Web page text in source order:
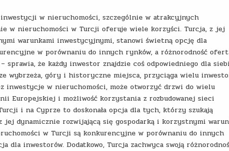
w nieruchomości, szczególnie w atrakcyjnych
w nieruchomości w Turcji oferuje wiele korzyści. Turcja, z jej
warunkami inwestycyjnymi, stanowi świetną opcję dla
w porównaniu do innych rynków, a różnorodność
że każdy inwestor znajdzie coś odpowiedniego dla
wybrzeża, góry i historyczne miejsca, przyciąga wielu
inwestycje w nieruchomości, może otworzyć drzwi do wielu
Europejskiej i możliwość korzystania z rozbudowanej sieci
i na Cyprze to doskonała opcja dla tych, którzy szukają
dynamicznie rozwijającą się gospodarką i korzystnymi
w Turcji są konkurencyjne w porównaniu do innych
inwestorów. Dodatkowo, Turcja zachwyca swoją